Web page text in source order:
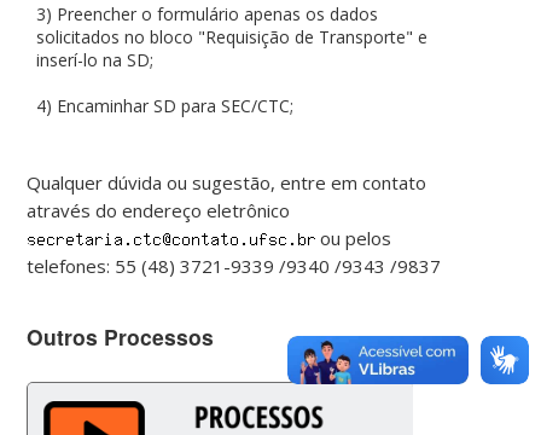
3) Preencher o formulário apenas os dados
solicitados no bloco "Requisição de Transporte" e
inserí-lo na SD;
4) Encaminhar SD para SEC/CTC;
Qualquer dúvida ou sugestão, entre em contato
através do endereço eletrônico
ou pelos
telefones: 55 (48) 3721-9339 /9340 /9343 /9837
Outros Processos